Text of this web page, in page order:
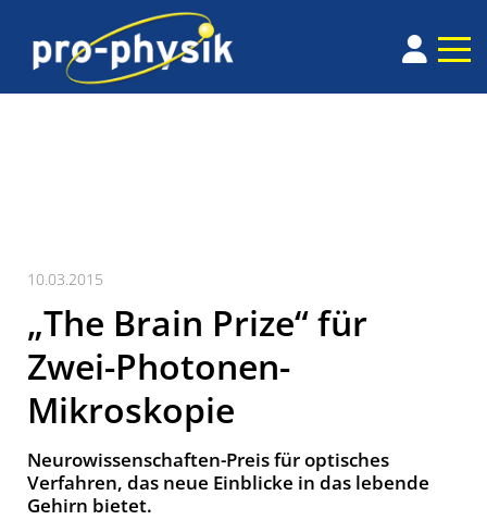
10.03.2015
„The Brain Prize“ für
Zwei-Photonen-
Mikroskopie
Neurowissenschaften-Preis für optisches
Verfahren, das neue Einblicke in das lebende
Gehirn bietet.